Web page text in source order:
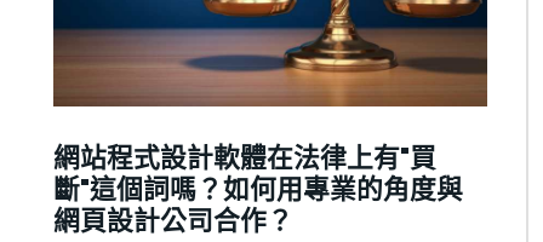
網站程式設計軟體在法律上有"買
斷"這個詞嗎？如何用專業的角度與
網頁設計公司合作？